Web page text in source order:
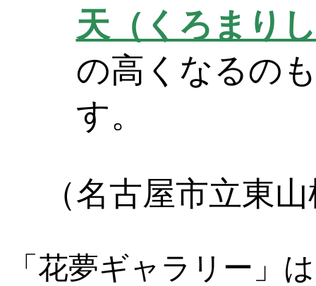
天（くろまり
の高くなるの
す。
（名古屋市立東
「花夢ギャラリー」